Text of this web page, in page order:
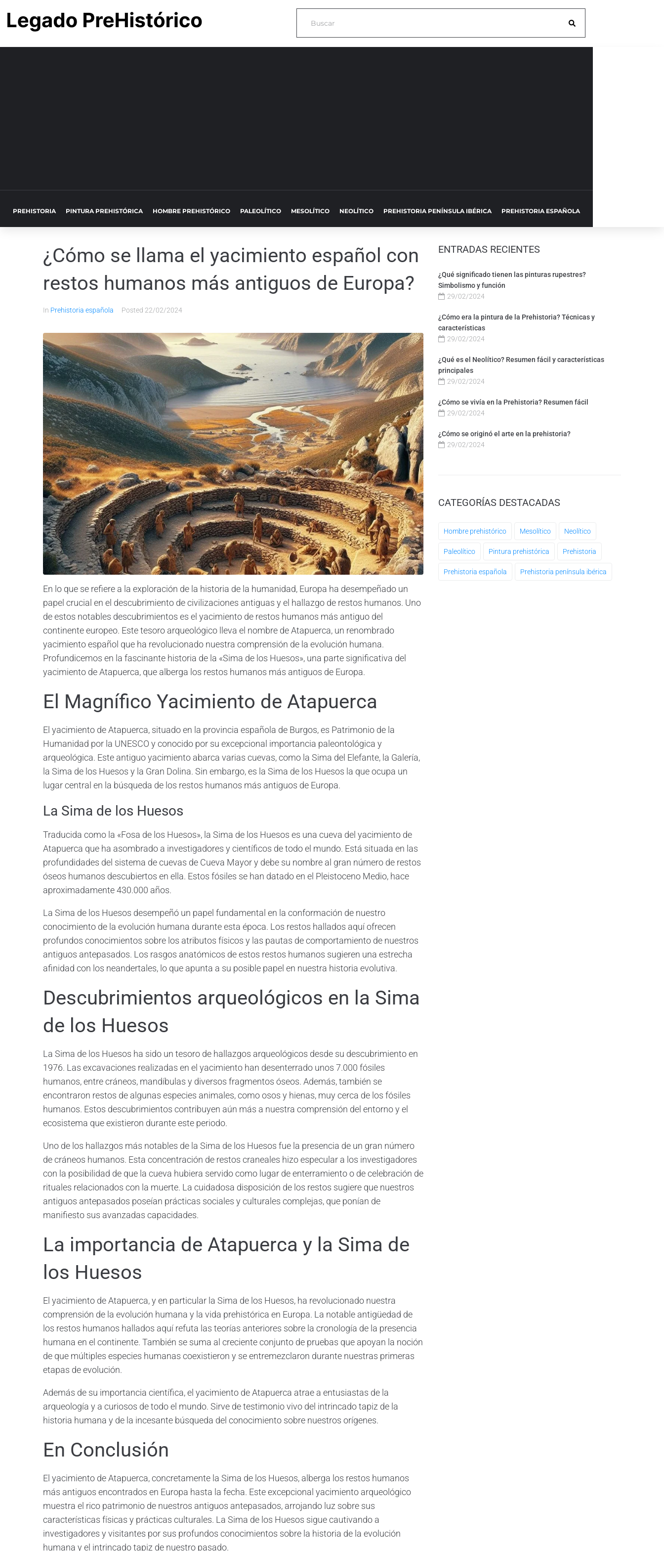
PREHISTORIA PINTURA PREHISTÓRICA HOMBRE PREHISTÓRICO PALEOLÍTICO MESOLÍTICO NEOLÍTICO PREHISTORIA PENÍNSULA IBÉRICA PREHISTORIA ESPAÑOLA
¿Cómo se llama el yacimiento español con
restos humanos más antiguos de Europa?
In Prehistoria española Posted 22/02/2024
En lo que se refiere a la exploración de la historia de la humanidad, Europa ha desempeñado un
papel crucial en el descubrimiento de civilizaciones antiguas y el hallazgo de restos humanos. Uno
de estos notables descubrimientos es el yacimiento de restos humanos más antiguo del
continente europeo. Este tesoro arqueológico lleva el nombre de Atapuerca, un renombrado
yacimiento español que ha revolucionado nuestra comprensión de la evolución humana.
Profundicemos en la fascinante historia de la «Sima de los Huesos», una parte significativa del
yacimiento de Atapuerca, que alberga los restos humanos más antiguos de Europa.
El Magnífico Yacimiento de Atapuerca
El yacimiento de Atapuerca, situado en la provincia española de Burgos, es Patrimonio de la
Humanidad por la UNESCO y conocido por su excepcional importancia paleontológica y
arqueológica. Este antiguo yacimiento abarca varias cuevas, como la Sima del Elefante, la Galería,
la Sima de los Huesos y la Gran Dolina. Sin embargo, es la Sima de los Huesos la que ocupa un
lugar central en la búsqueda de los restos humanos más antiguos de Europa.
La Sima de los Huesos
Traducida como la «Fosa de los Huesos», la Sima de los Huesos es una cueva del yacimiento de
Atapuerca que ha asombrado a investigadores y científicos de todo el mundo. Está situada en las
profundidades del sistema de cuevas de Cueva Mayor y debe su nombre al gran número de restos
óseos humanos descubiertos en ella. Estos fósiles se han datado en el Pleistoceno Medio, hace
aproximadamente 430.000 años.
La Sima de los Huesos desempeñó un papel fundamental en la conformación de nuestro
conocimiento de la evolución humana durante esta época. Los restos hallados aquí ofrecen
profundos conocimientos sobre los atributos físicos y las pautas de comportamiento de nuestros
antiguos antepasados. Los rasgos anatómicos de estos restos humanos sugieren una estrecha
afinidad con los neandertales, lo que apunta a su posible papel en nuestra historia evolutiva.
Descubrimientos arqueológicos en la Sima
de los Huesos
La Sima de los Huesos ha sido un tesoro de hallazgos arqueológicos desde su descubrimiento en
1976. Las excavaciones realizadas en el yacimiento han desenterrado unos 7.000 fósiles
humanos, entre cráneos, mandíbulas y diversos fragmentos óseos. Además, también se
encontraron restos de algunas especies animales, como osos y hienas, muy cerca de los fósiles
humanos. Estos descubrimientos contribuyen aún más a nuestra comprensión del entorno y el
ecosistema que existieron durante este periodo.
Uno de los hallazgos más notables de la Sima de los Huesos fue la presencia de un gran número
de cráneos humanos. Esta concentración de restos craneales hizo especular a los investigadores
con la posibilidad de que la cueva hubiera servido como lugar de enterramiento o de celebración de
rituales relacionados con la muerte. La cuidadosa disposición de los restos sugiere que nuestros
antiguos antepasados poseían prácticas sociales y culturales complejas, que ponían de
manifiesto sus avanzadas capacidades.
La importancia de Atapuerca y la Sima de
los Huesos
El yacimiento de Atapuerca, y en particular la Sima de los Huesos, ha revolucionado nuestra
comprensión de la evolución humana y la vida prehistórica en Europa. La notable antigüedad de
los restos humanos hallados aquí refuta las teorías anteriores sobre la cronología de la presencia
humana en el continente. También se suma al creciente conjunto de pruebas que apoyan la noción
de que múltiples especies humanas coexistieron y se entremezclaron durante nuestras primeras
etapas de evolución.
Además de su importancia científica, el yacimiento de Atapuerca atrae a entusiastas de la
arqueología y a curiosos de todo el mundo. Sirve de testimonio vivo del intrincado tapiz de la
historia humana y de la incesante búsqueda del conocimiento sobre nuestros orígenes.
En Conclusión
El yacimiento de Atapuerca, concretamente la Sima de los Huesos, alberga los restos humanos
más antiguos encontrados en Europa hasta la fecha. Este excepcional yacimiento arqueológico
muestra el rico patrimonio de nuestros antiguos antepasados, arrojando luz sobre sus
características físicas y prácticas culturales. La Sima de los Huesos sigue cautivando a
investigadores y visitantes por sus profundos conocimientos sobre la historia de la evolución
humana y el intrincado tapiz de nuestro pasado.
ENTRADAS RECIENTES
¿Qué significado tienen las pinturas rupestres?
Simbolismo y función
29/02/2024
¿Cómo era la pintura de la Prehistoria? Técnicas y
características
29/02/2024
¿Qué es el Neolítico? Resumen fácil y características
principales
29/02/2024
¿Cómo se vivía en la Prehistoria? Resumen fácil
29/02/2024
¿Cómo se originó el arte en la prehistoria?
29/02/2024
CATEGORÍAS DESTACADAS
Hombre prehistórico Mesolítico Neolítico
Paleolítico Pintura prehistórica Prehistoria
Prehistoria española Prehistoria península ibérica